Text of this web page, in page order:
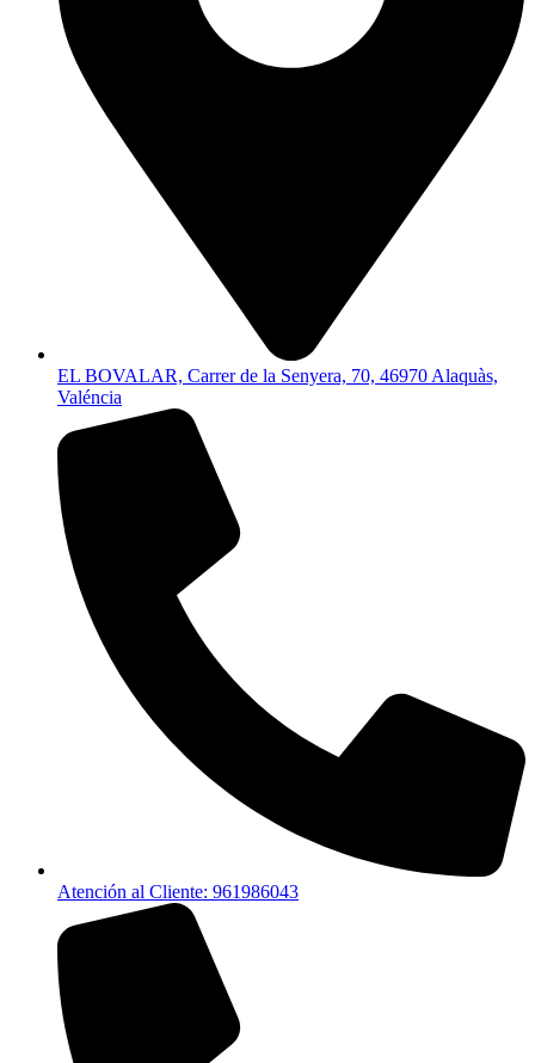
EL BOVALAR, Carrer de la Senyera, 70, 46970 Alaquàs,
Valéncia
Atención al Cliente: 961986043